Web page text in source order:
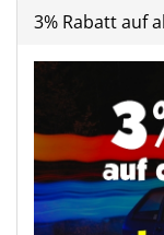
3% Rabatt auf